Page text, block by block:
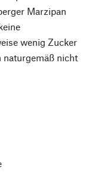
Marzipan
wenig Zucker
naturgemäß nicht